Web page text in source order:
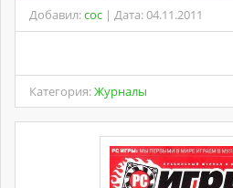
Добавил:coc | Дата: 04.11.2011
Категория:Журналы